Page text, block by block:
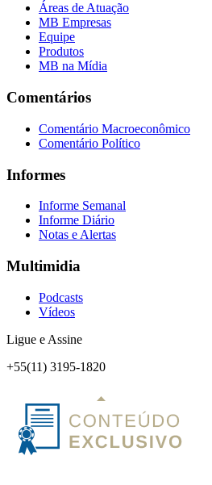
Áreas de Atuação
MB Empresas
Equipe
Produtos
MB na Mídia
Comentários
Comentário Macroeconômico
Comentário Político
Informes
Informe Semanal
Informe Diário
Notas e Alertas
Multimidia
Podcasts
Vídeos
Ligue e Assine
+55(11) 3195-1820